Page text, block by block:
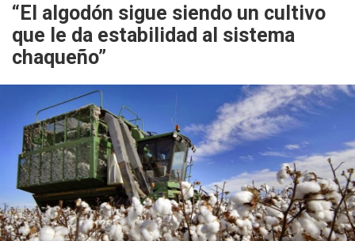
“El algodón sigue siendo un cultivo
que le da estabilidad al sistema
chaqueño”